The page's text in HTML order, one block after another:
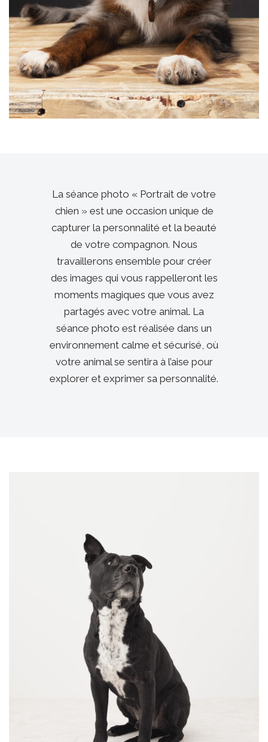
La séance photo « Portrait de votre
chien » est une occasion unique de
capturer la personnalité et la beauté
de votre compagnon. Nous
travaillerons ensemble pour créer
des images qui vous rappelleront les
moments magiques que vous avez
partagés avec votre animal. La
séance photo est réalisée dans un
environnement calme et sécurisé, où
votre animal se sentira à l’aise pour
explorer et exprimer sa personnalité.